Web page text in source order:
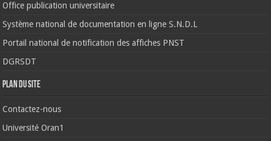
Office publication universitaire
Système national de documentation en ligne S.N.D.L
Portail national de notification des affiches PNST
DGRSDT
Plan du site
Contactez-nous
Université Oran1